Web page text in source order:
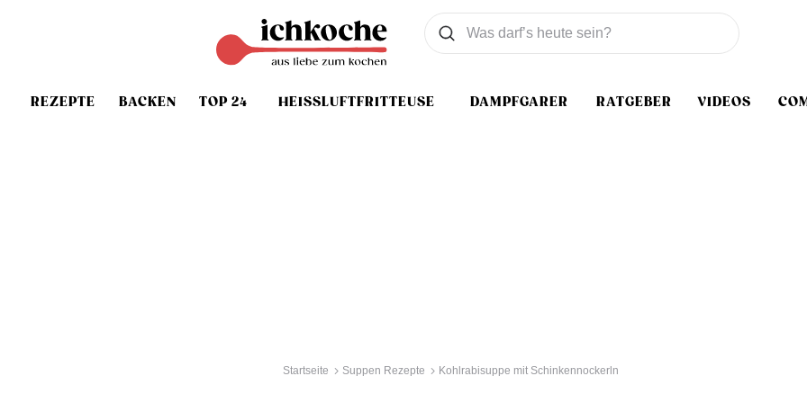
REZEPTE BACKEN TOP 24 HEISSLUFTFRITTEUSE DAMPFGARER RATGEBER VIDEOS
Was wollen Sie suchen
Suchen
Startseite Suppen Rezepte Kohlrabisuppe mit Schinkennockerln